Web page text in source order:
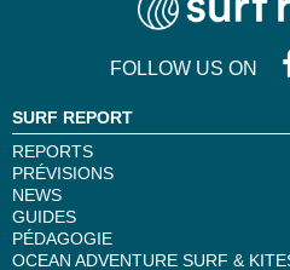
FOLLOW US ON
SURF REPORT
REPORTS
PRÉVISIONS
NEWS
GUIDES
PÉDAGOGIE
OCEAN ADVENTURE SURF &